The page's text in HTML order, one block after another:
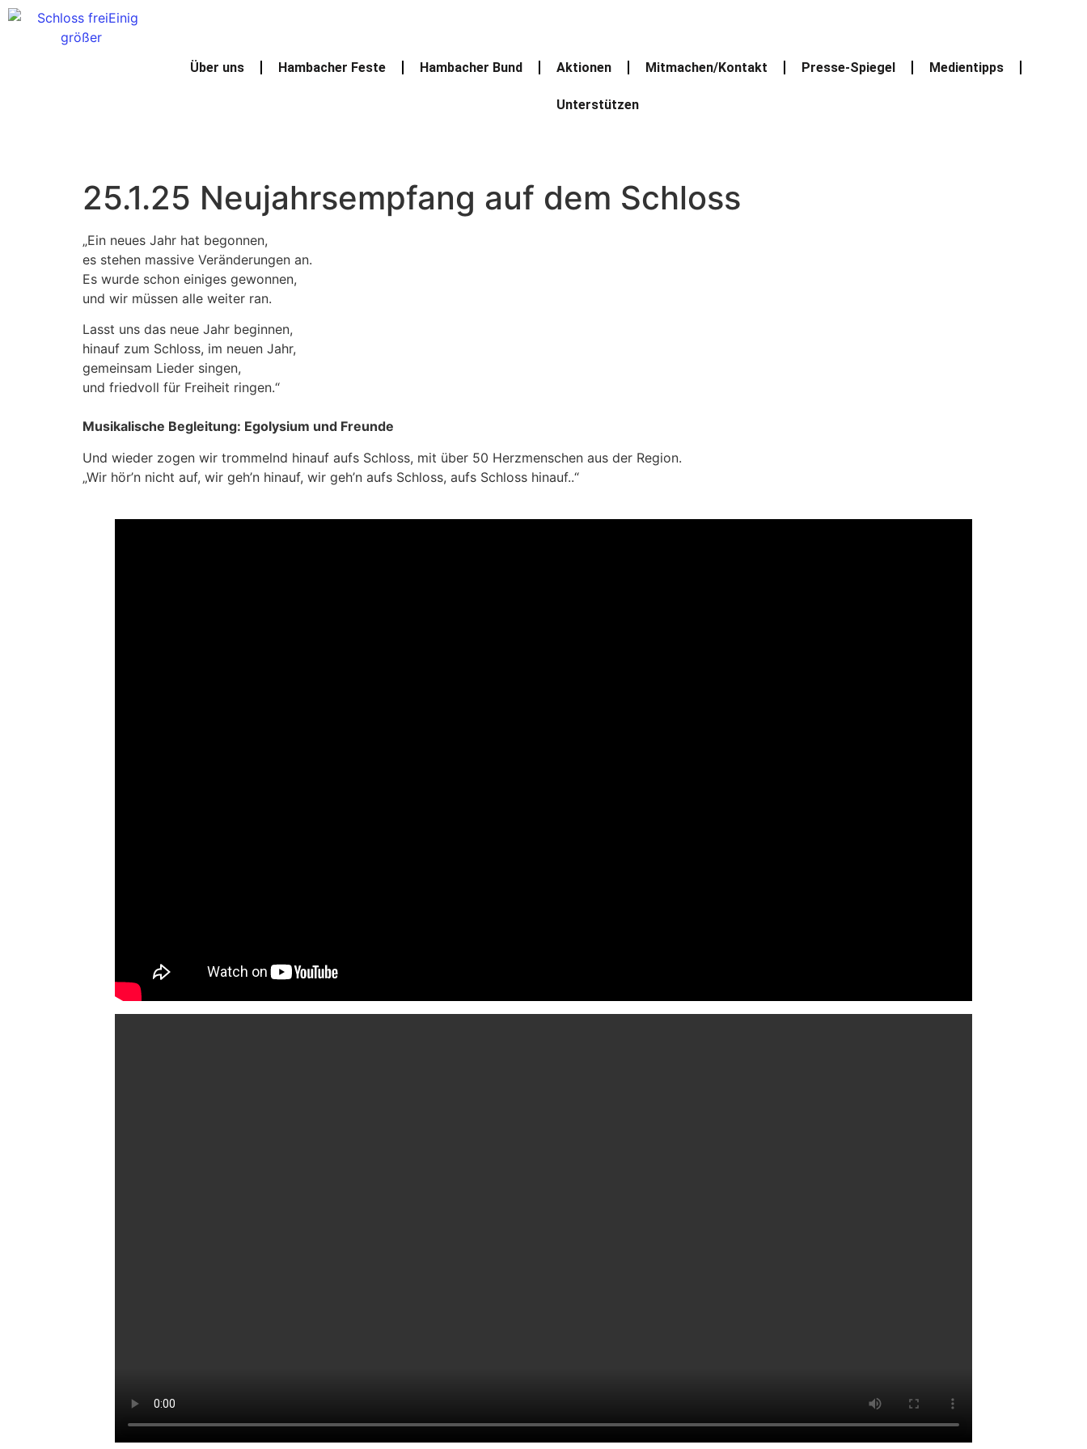
Über uns Hambacher Feste Hambacher Bund Aktionen Mitmachen/Kontakt Presse-Spiegel Medientipps
Unterstützen
25.1.25 Neujahrsempfang auf dem Schloss
„Ein neues Jahr hat begonnen,
es stehen massive Veränderungen an.
Es wurde schon einiges gewonnen,
und wir müssen alle weiter ran.
Lasst uns das neue Jahr beginnen,
hinauf zum Schloss, im neuen Jahr,
gemeinsam Lieder singen,
und friedvoll für Freiheit ringen.“
Musikalische Begleitung: Egolysium und Freunde
Und wieder zogen wir trommelnd hinauf aufs Schloss, mit über 50 Herzmenschen aus der Region.
„Wir hör’n nicht auf, wir geh’n hinauf, wir geh’n aufs Schloss, aufs Schloss hinauf..“